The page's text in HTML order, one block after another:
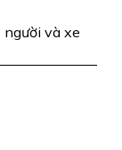
và xe